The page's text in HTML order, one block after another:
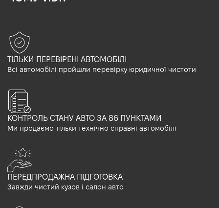
ТІЛЬКИ ПЕРЕВІРЕНІ АВТОМОБІЛІ
Всі автомобілі пройшли перевірку юридичної чистоти
КОНТРОЛЬ СТАНУ АВТО ЗА 86 ПУНКТАМИ
Ми продаємо тільки технічно справні автомобілі
ПЕРЕДПРОДАЖНА ПІДГОТОВКА
Завжди чистий кузов і салон авто